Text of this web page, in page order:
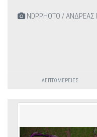
NDPPHOTO /
ΛΕΠΤΟΜΈΡΕΙΕΣ